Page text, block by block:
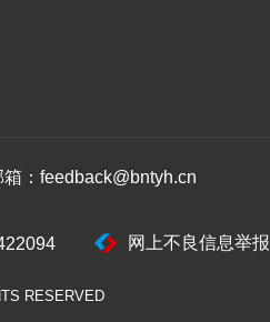
：feedback@bntyh.cn
网上不良信息举报
RESERVED